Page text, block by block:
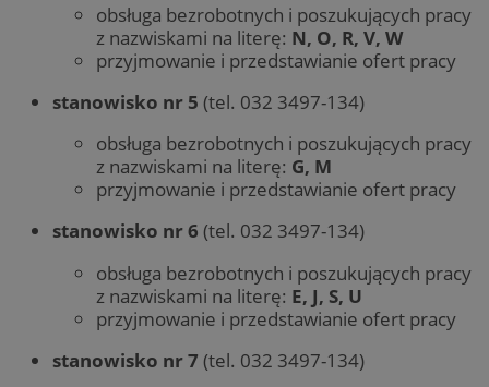
obsługa bezrobotnych i poszukujących pracy
z nazwiskami na literę: N, O, R, V, W
przyjmowanie i przedstawianie ofert pracy
stanowisko nr 5 (tel. 032 3497-134)
obsługa bezrobotnych i poszukujących pracy
z nazwiskami na literę: G, M
przyjmowanie i przedstawianie ofert pracy
stanowisko nr 6 (tel. 032 3497-134)
obsługa bezrobotnych i poszukujących pracy
z nazwiskami na literę: E, J, S, U
przyjmowanie i przedstawianie ofert pracy
stanowisko nr 7 (tel. 032 3497-134)